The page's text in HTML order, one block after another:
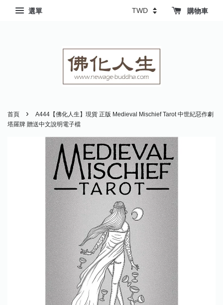
選單 購物車
首頁 ›
A444【佛化人生】現貨 正版 Medieval Mischief Tarot 中世紀惡作劇
塔羅牌 贈送中文說明電子檔